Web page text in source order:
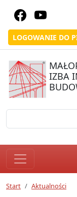
LOGOWANIE DO
IZBA
Start Aktualności